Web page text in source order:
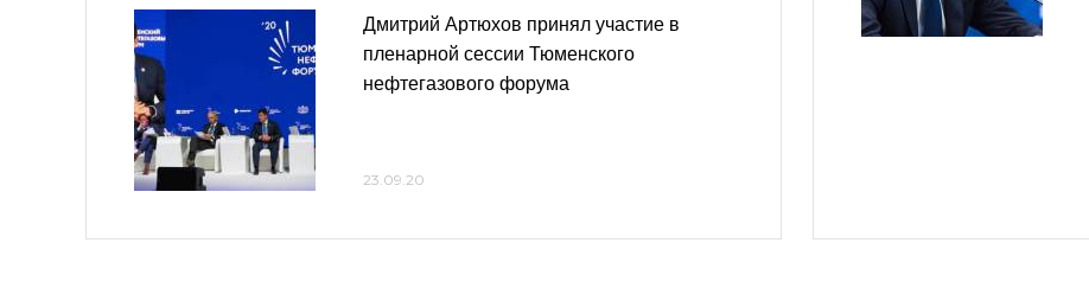
Дмитрий Артюхов принял участие в
пленарной сессии Тюменского
нефтегазового форума
23.09.20